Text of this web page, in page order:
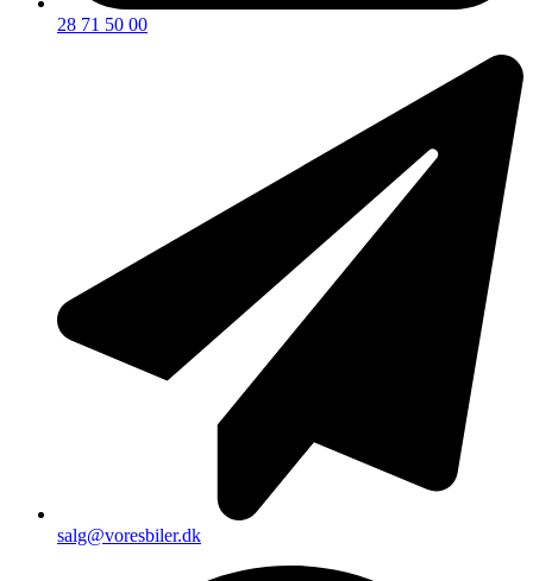
28 71 50 00
salg@voresbiler.dk